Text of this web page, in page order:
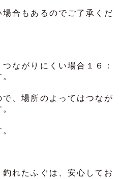
合もあるのでご了承くだ
ながりにくい場合１６：
、場所のよってはつなが
れたふぐは、安心してお